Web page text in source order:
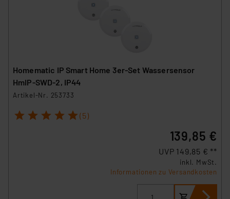
Homematic IP Smart Home 3er-Set Wassersensor
HmIP-SWD-2, IP44
Artikel-Nr. 253733
1 2 3 4 5 (5)
139,85 €
UVP 149,85 € **
inkl. MwSt.
Informationen zu Versandkosten